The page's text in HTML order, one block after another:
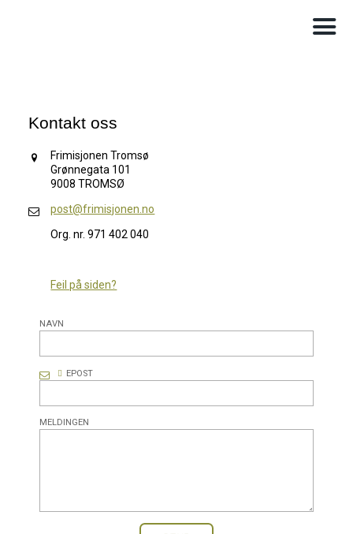
Kontakt oss
Frimisjonen Tromsø
Grønnegata 101
9008 TROMSØ
post@frimisjonen.no
Org. nr. 971 402 040
Feil på siden?
NAVN
EPOST
MELDINGEN